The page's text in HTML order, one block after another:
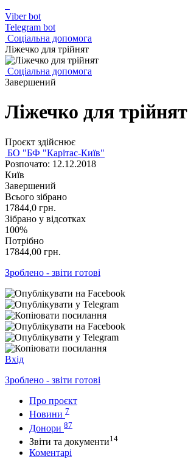
Viber bot
Telegram bot
Соціальна допомога
Ліжечко для трійнят
Соціальна допомога
Завершений
Ліжечко для трійнят
Проєкт здійснює
БО "БФ "Карітас-Київ"
Розпочато: 12.12.2018
Київ
Завершений
Всього зібрано
17844,0 грн.
Зібрано у відсотках
100%
Потрібно
17844,00 грн.
Зроблено - звіти готові
Вхід
Зроблено - звіти готові
Про проєкт
Новини 7
Донори 87
Звіти та документи14
Коментарі